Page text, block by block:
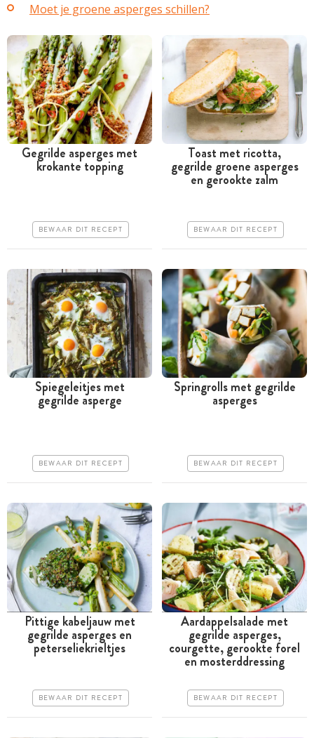
Moet je groene asperges schillen?
Minder dan 30 minuten
Erg makkelijk
Gegrilde asperges met
krokante topping
BEWAAR DIT RECEPT
Minder dan 30 minuten
Makkelijk
Toast met ricotta,
gegrilde groene asperges
en gerookte zalm
BEWAAR DIT RECEPT
Tussen 30 minuten en 1
Spiegeleitjes met
gegrilde asperge
BEWAAR DIT RECEPT
Tussen 30 minuten en 1
Springrolls met gegrilde
asperges
BEWAAR DIT RECEPT
Tussen 30 minuten en 1
Pittige kabeljauw met
gegrilde asperges en
peterseliekrieltjes
BEWAAR DIT RECEPT
Tussen 30 minuten en 1
uur
Aardappelsalade met
gegrilde asperges,
courgette, gerookte forel
en mosterddressing
BEWAAR DIT RECEPT